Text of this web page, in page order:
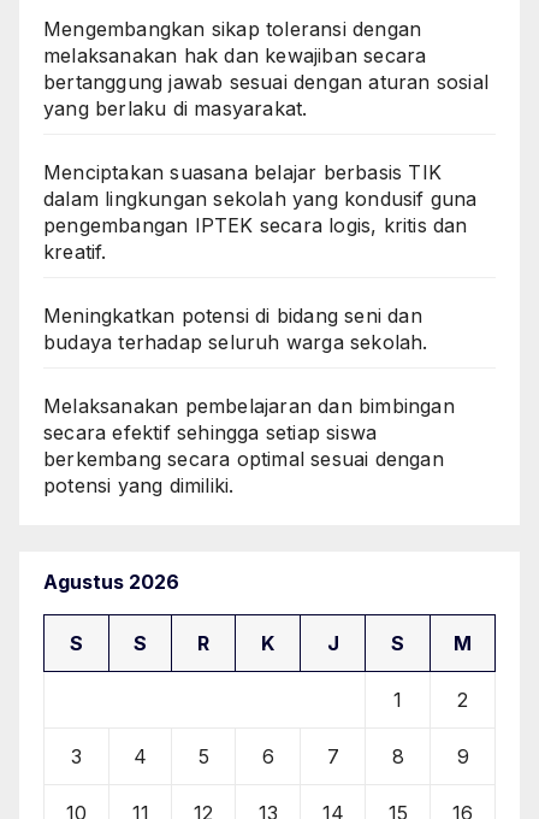
Mengembangkan sikap toleransi dengan
melaksanakan hak dan kewajiban secara
bertanggung jawab sesuai dengan aturan sosial
yang berlaku di masyarakat.
Menciptakan suasana belajar berbasis TIK
dalam lingkungan sekolah yang kondusif guna
pengembangan IPTEK secara logis, kritis dan
kreatif.
Meningkatkan potensi di bidang seni dan
budaya terhadap seluruh warga sekolah.
Melaksanakan pembelajaran dan bimbingan
secara efektif sehingga setiap siswa
berkembang secara optimal sesuai dengan
potensi yang dimiliki.
Agustus 2026
S S R K J S M
1 2
3 4 5 6 7 8 9
10 11 12 13 14 15 16